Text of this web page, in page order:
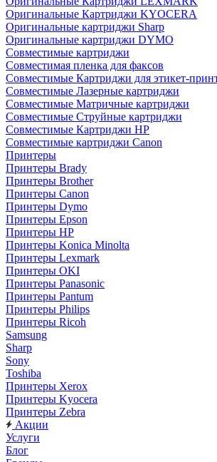
Оригинальные Картриджи KYOCERA
Оригинальные картриджи Sharp
Оригинальные картриджи DYMO
Совместимые картриджи
Совместимая пленка для факсов
Совместимые Картриджи для этикет-
Совместимые Лазерные картриджи
Совместимые Матричные картриджи
Совместимые Струйные картриджи
Совместимые Картриджи HP
Совместимые картриджи Canon
Принтеры
Принтеры Brady
Принтеры Brother
Принтеры Canon
Принтеры Dymo
Принтеры Epson
Принтеры HP
Принтеры Konica Minolta
Принтеры Lexmark
Принтеры OKI
Принтеры Panasonic
Принтеры Pantum
Принтеры Philips
Принтеры Ricoh
Samsung
Sharp
Sony
Toshiba
Принтеры Xerox
Принтеры Kyocera
Принтеры Zebra
Акции
Услуги
Блог